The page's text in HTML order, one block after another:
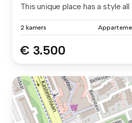
This unique place has a style
2 kamers
€ 3.500